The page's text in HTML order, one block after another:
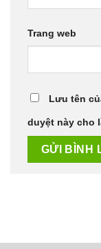
Trang web
Lưu tên
duyệt này cho